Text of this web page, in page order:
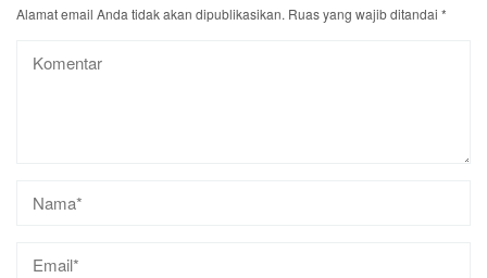
Alamat email Anda tidak akan dipublikasikan. Ruas yang wajib ditandai *